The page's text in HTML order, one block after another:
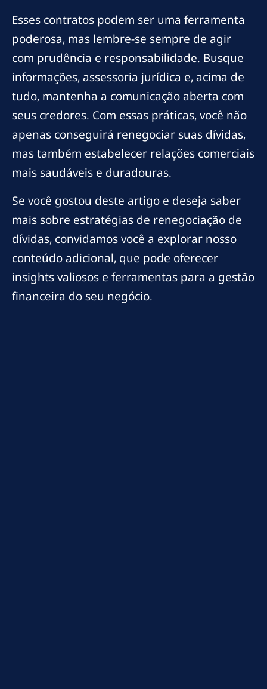
Esses contratos podem ser uma ferramenta
poderosa, mas lembre-se sempre de agir
com prudência e responsabilidade. Busque
informações, assessoria jurídica e, acima de
tudo, mantenha a comunicação aberta com
seus credores. Com essas práticas, você não
apenas conseguirá renegociar suas dívidas,
mas também estabelecer relações comerciais
mais saudáveis e duradouras.
Se você gostou deste artigo e deseja saber
mais sobre estratégias de renegociação de
dívidas, convidamos você a explorar nosso
conteúdo adicional, que pode oferecer
insights valiosos e ferramentas para a gestão
financeira do seu negócio.